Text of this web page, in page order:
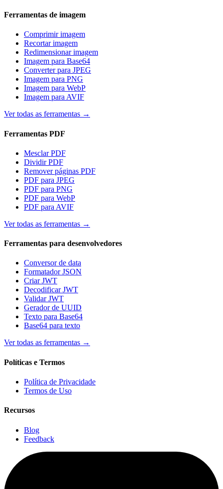
Ferramentas de imagem
Comprimir imagem
Recortar imagem
Redimensionar imagem
Imagem para Base64
Converter para JPEG
Imagem para PNG
Imagem para WebP
Imagem para AVIF
Ver todas as ferramentas →
Ferramentas PDF
Mesclar PDF
Dividir PDF
Remover páginas PDF
PDF para JPEG
PDF para PNG
PDF para WebP
PDF para AVIF
Ver todas as ferramentas →
Ferramentas para desenvolvedores
Conversor de data
Formatador JSON
Criar JWT
Decodificar JWT
Validar JWT
Gerador de UUID
Texto para Base64
Base64 para texto
Ver todas as ferramentas →
Políticas e Termos
Política de Privacidade
Termos de Uso
Recursos
Blog
Feedback